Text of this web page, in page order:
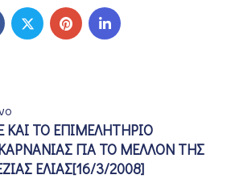
ΚΑΙ ΤΟ ΕΠΙΜΕΛΗΤΗΡΙΟ
ΓΙΑ ΤΟ ΜΕΛΛΟΝ ΤΗΣ
ΕΛΙΑΣ[16/3/2008]